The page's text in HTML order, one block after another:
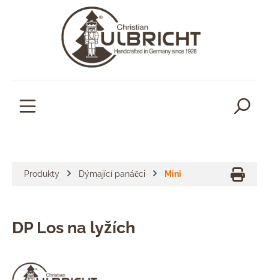
Produkty Dýmající panáčci Mini
DP Los na lyžích